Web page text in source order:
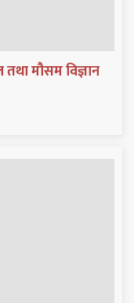
मौसम विज्ञान